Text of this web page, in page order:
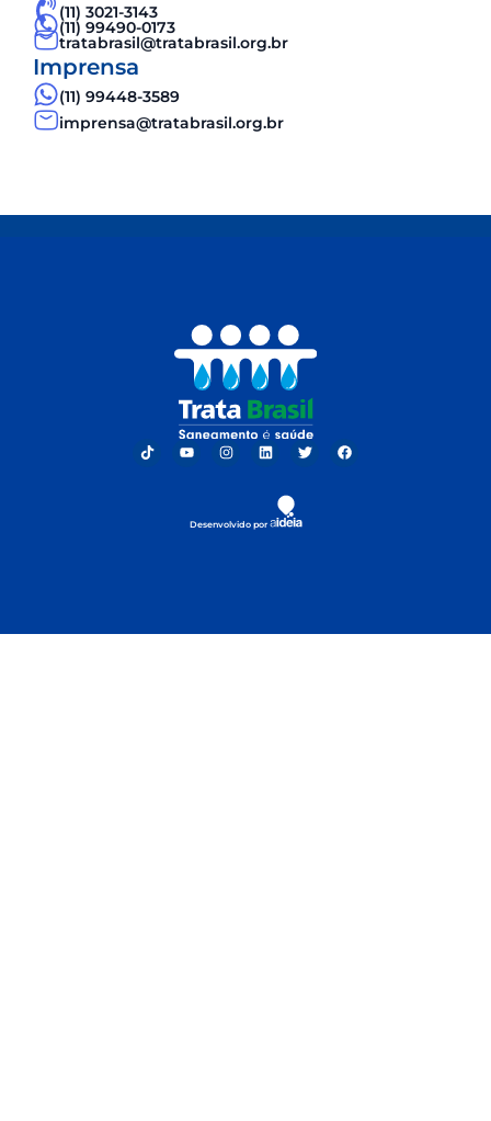
(11) 3021-3143
(11) 99490-0173
tratabrasil@tratabrasil.org.br
Imprensa
(11) 99448-3589
imprensa@tratabrasil.org.br
Desenvolvido por